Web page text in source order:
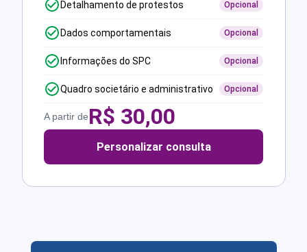
Detalhamento de protestos Opcional
Dados comportamentais Opcional
Informações do SPC Opcional
Quadro societário e administrativo Opcional
A partir deR$ 30,00
Personalizar consulta